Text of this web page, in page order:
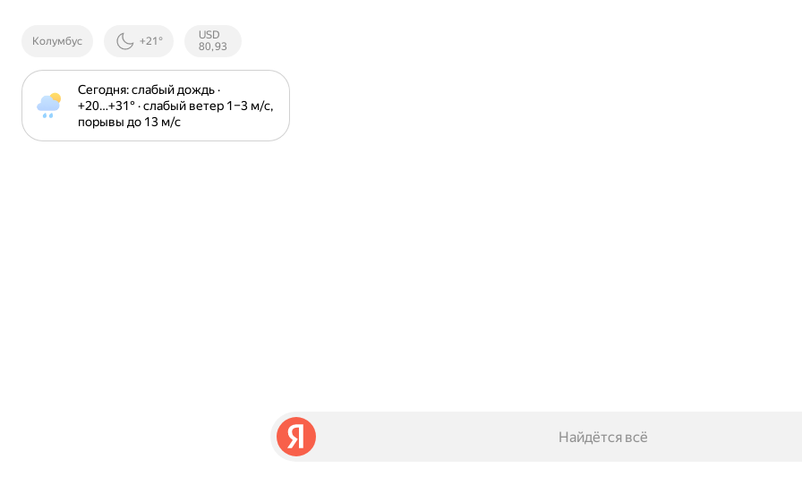
Колумбус +21°
Курсы ЦБ
РФ
USD
80,93
Сегодня: слабый дождь ·
+20⁠…⁠+31⁠° · слабый ветер 1⁠–⁠3 м⁠/⁠с,
порывы до 13 м⁠/⁠с